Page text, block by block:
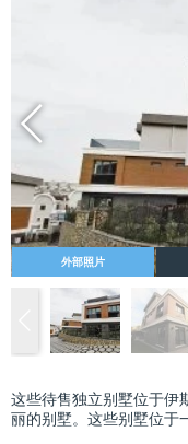
外部照片
这些待售独立别墅位于伊
丽的别墅。这些别墅位于